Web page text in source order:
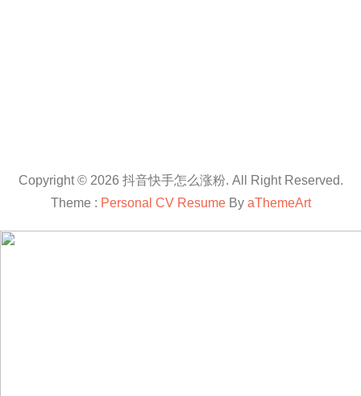
Copyright © 2026 抖音快手怎么涨粉. All Right Reserved.
Theme : Personal CV ResumeBy aThemeArt